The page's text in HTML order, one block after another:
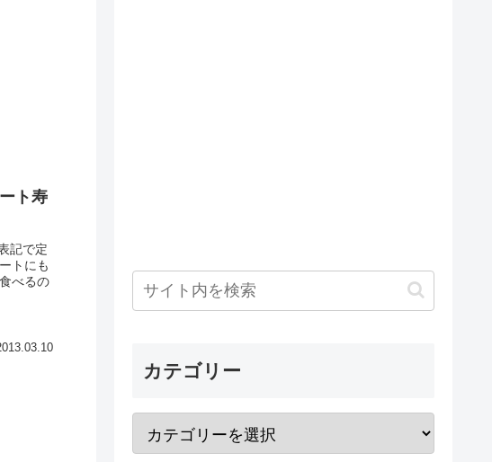
ト寿
記で定
トにも
べるの
カテゴリー